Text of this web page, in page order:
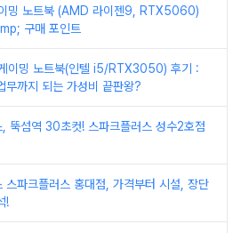
밍 노트북 (AMD 라이젠9, RTX5060)
구매 포인트
이밍 노트북(인텔 i5/RTX3050) 후기 :
무까지 되는 가성비 끝판왕?
, 뚝섬역 30초컷! 스파크플러스 성수2호점
스파크플러스 홍대점, 가격부터 시설, 장단
!